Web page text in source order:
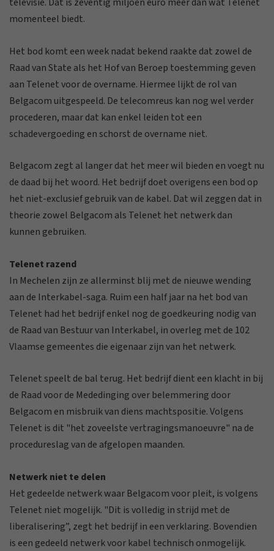
momenteel biedt.
Het bod komt een week nadat bekend raakte dat zowel de
Raad van State als het Hof van Beroep toestemming geven
aan Telenet voor de overname. Hiermee lijkt de rol van
Belgacom uitgespeeld. De telecomreus kan nog wel verder
procederen, maar dat kan enkel leiden tot een
schadevergoeding en schorst de overname niet.
Belgacom zegt al langer dat het meer wil bieden en voegt nu
de daad bij het woord. Het bedrijf doet overigens een bod op
het niet-exclusief gebruik van de kabel. Dat wil zeggen dat in
theorie zowel Belgacom als Telenet het netwerk dan
kunnen gebruiken.
Telenet razend
In Mechelen zijn ze allerminst blij met de nieuwe wending
aan de Interkabel-saga. Ruim een half jaar na het bod van
Telenet had het bedrijf enkel nog de goedkeuring nodig van
de Raad van Bestuur van Interkabel, in overleg met de 102
Vlaamse gemeentes die eigenaar zijn van het netwerk.
Telenet speelt de bal terug. Het bedrijf dient een klacht in bij
de Raad voor de Mededinging over belemmering door
Belgacom en misbruik van diens machtspositie. Volgens
Telenet is dit "het zoveelste vertragingsmanoeuvre" na de
procedureslag van de afgelopen maanden.
Netwerk niet te delen
Het gedeelde netwerk waar Belgacom voor pleit, is volgens
Telenet niet mogelijk. "Dit is volledig in strijd met de
liberalisering”, zegt het bedrijf in een verklaring. Bovendien
is een gedeeld netwerk voor kabel technisch onmogelijk.